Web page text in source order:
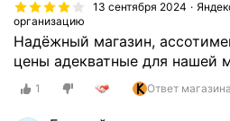
13 сентября 2024
организацию
Надёжный магазин,
цены адекватные для нашей
1 Ответ магазина